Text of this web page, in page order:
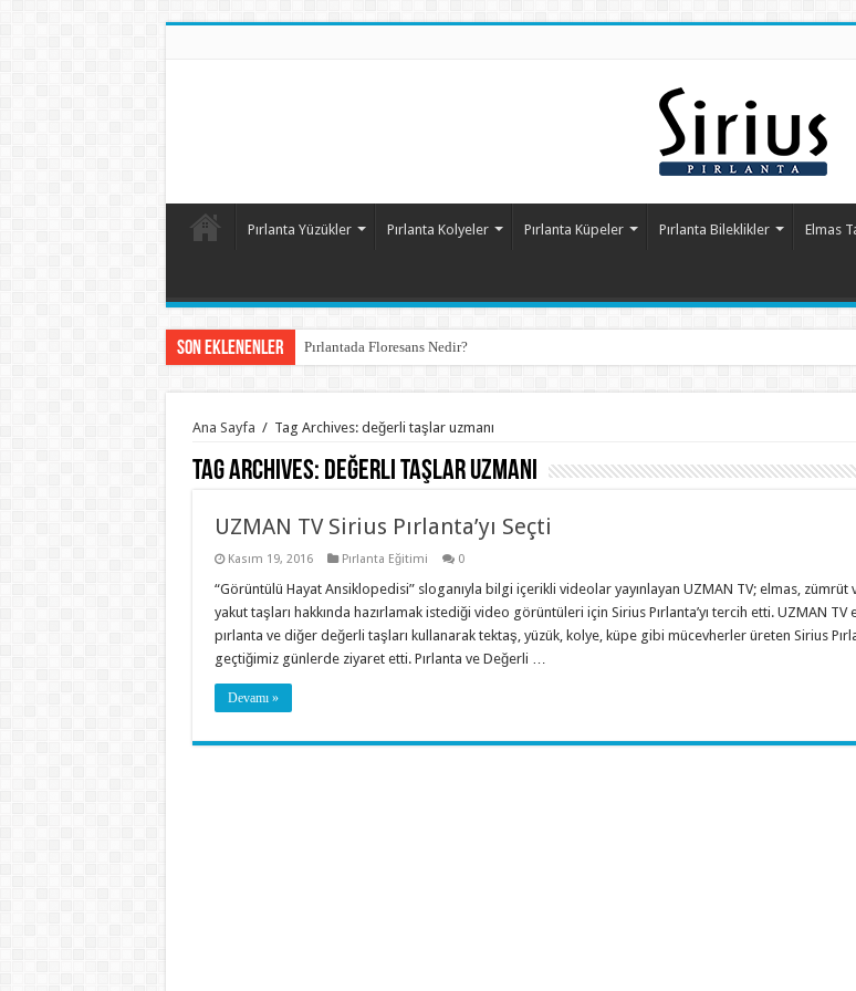
Pırlanta Yüzükler Pırlanta Kolyeler Pırlanta Küpeler Pırlanta Bileklikler Elmas
Son Eklenenler Pırlantada Floresans Nedir?
Ana Sayfa / Tag Archives: değerli taşlar uzmanı
Tag Archives: değerli taşlar uzmanı
UZMAN TV Sirius Pırlanta’yı Seçti
Kasım 19, 2016 Pırlanta Eğitimi 0
“Görüntülü Hayat Ansiklopedisi” sloganıyla bilgi içerikli videolar yayınlayan UZMAN TV; elmas, zümrüt
yakut taşları hakkında hazırlamak istediği video görüntüleri için Sirius Pırlanta’yı tercih etti. UZMAN TV
pırlanta ve diğer değerli taşları kullanarak tektaş, yüzük, kolye, küpe gibi mücevherler üreten Sirius
geçtiğimiz günlerde ziyaret etti. Pırlanta ve Değerli …
Devamı »